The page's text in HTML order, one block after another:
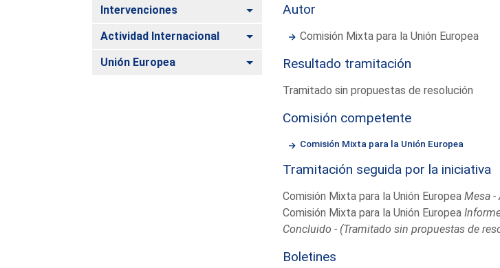
Intervenciones Alternar
Actividad Internacional Alternar
Unión Europea Alternar
Autor
Comisión Mixta para la Unión Europea
Resultado tramitación
Tramitado sin propuestas de resolución
Comisión competente
Comisión Mixta para la Unión Europea
Tramitación seguida por la iniciativa
Comisión Mixta para la Unión Europea Mesa -
Comisión Mixta para la Unión Europea
Concluido - (Tramitado sin propuestas de
Boletines